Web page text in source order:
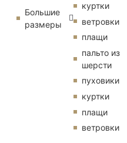
Большие
размеры
куртки
ветровки
плащи
пальто из
шерсти
пуховики
куртки
плащи
ветровки